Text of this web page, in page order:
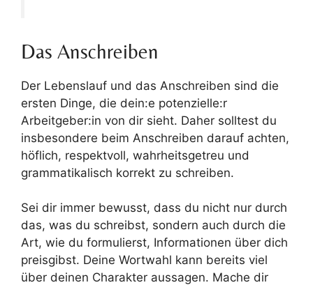
Das Anschreiben
Der Lebenslauf und das Anschreiben sind die
ersten Dinge, die dein:e potenzielle:r
Arbeitgeber:in von dir sieht. Daher solltest du
insbesondere beim Anschreiben darauf achten,
höflich, respektvoll, wahrheitsgetreu und
grammatikalisch korrekt zu schreiben.
Sei dir immer bewusst, dass du nicht nur durch
das, was du schreibst, sondern auch durch die
Art, wie du formulierst, Informationen über dich
preisgibst. Deine Wortwahl kann bereits viel
über deinen Charakter aussagen. Mache dir